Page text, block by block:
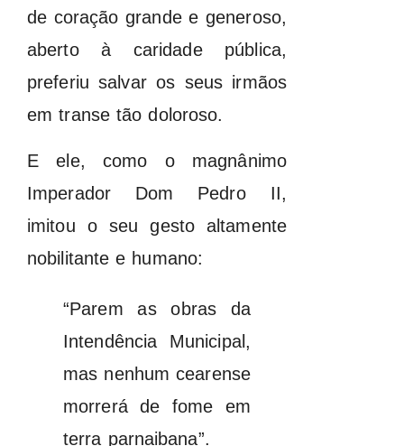
de coração grande e generoso,
aberto à caridade pública,
preferiu salvar os seus irmãos
em transe tão doloroso.
E ele, como o magnânimo
Imperador Dom Pedro II,
imitou o seu gesto altamente
nobilitante e humano:
“Parem as obras da
Intendência Municipal,
mas nenhum cearense
morrerá de fome em
terra parnaibana”.